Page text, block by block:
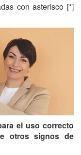
con asterisco [*]
el uso correcto
otros signos de